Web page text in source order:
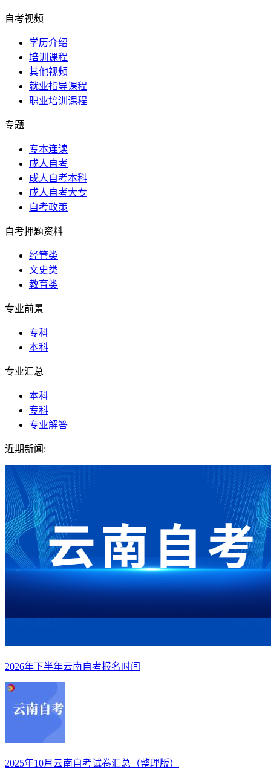
自考视频
学历介绍
培训课程
其他视频
就业指导课程
职业培训课程
专题
专本连读
成人自考
成人自考本科
成人自考大专
自考政策
自考押题资料
经管类
文史类
教育类
专业前景
专科
本科
专业汇总
本科
专科
专业解答
近期新闻:
2026年下半年云南自考报名时间
2025年10月云南自考试卷汇总（整理版）